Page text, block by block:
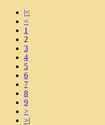
|<
<
1
2
3
4
5
6
7
8
9
>
>|